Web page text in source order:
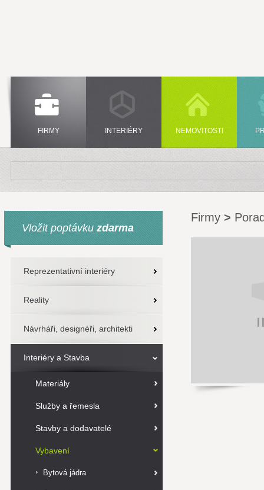
FIRMY INTERIÉRY NEMOVITOSTI
Vložit poptávku zdarma
Reprezentativní interiéry
Reality
Návrháři, designéři, architekti
Interiéry a Stavba
Materiály
Služby a řemesla
Stavby a dodavatelé
Vybavení
Bytová jádra
Firmy >